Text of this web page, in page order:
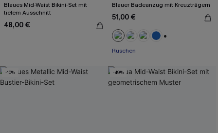
Blaues Mid-Waist Bikini-Set mit
tiefem Ausschnitt
48,00 €
Blauer Badeanzug mit Kreuzträgern
51,00 €
Rüschen
-10% -49%